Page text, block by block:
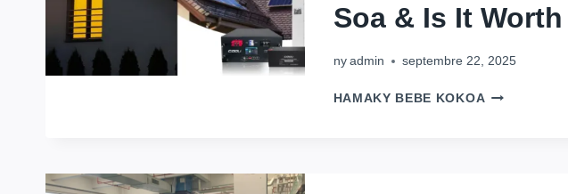
T-
ELLE
MAISON
UN
Soa & Is It
ny admin septembre 22, 2025
HAMAKY BEBE KOKOA HOME